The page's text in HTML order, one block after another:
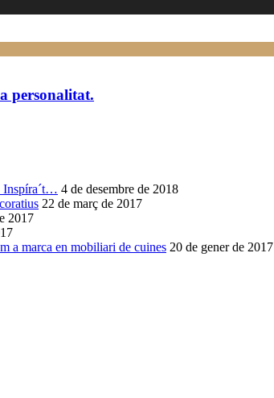
personalitat.
Inspíra´t… 4 de desembre de 2018
22 de març de 2017
2017
a marca en mobiliari de cuines 20 de gener de 2017